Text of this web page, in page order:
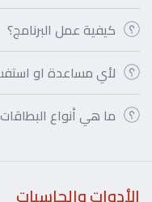
كيفية عمل البرنامج؟
لأي مساعدة او
ما هي أنواع
الأدوات والحاسبات